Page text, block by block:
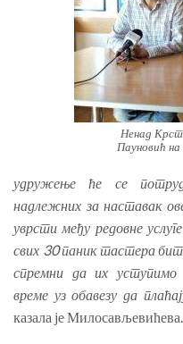
Ненад
Пауновић
удружење ће се
надлежних за наставак
уврсти међу редовне
свих 30 паник тастера
спремни да их уступимо
време уз обавезу да
казала је Милосављевићева.